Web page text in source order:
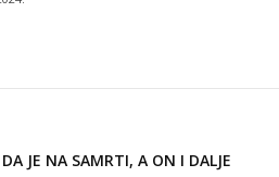
JE NA SAMRTI, A ON I DALJE